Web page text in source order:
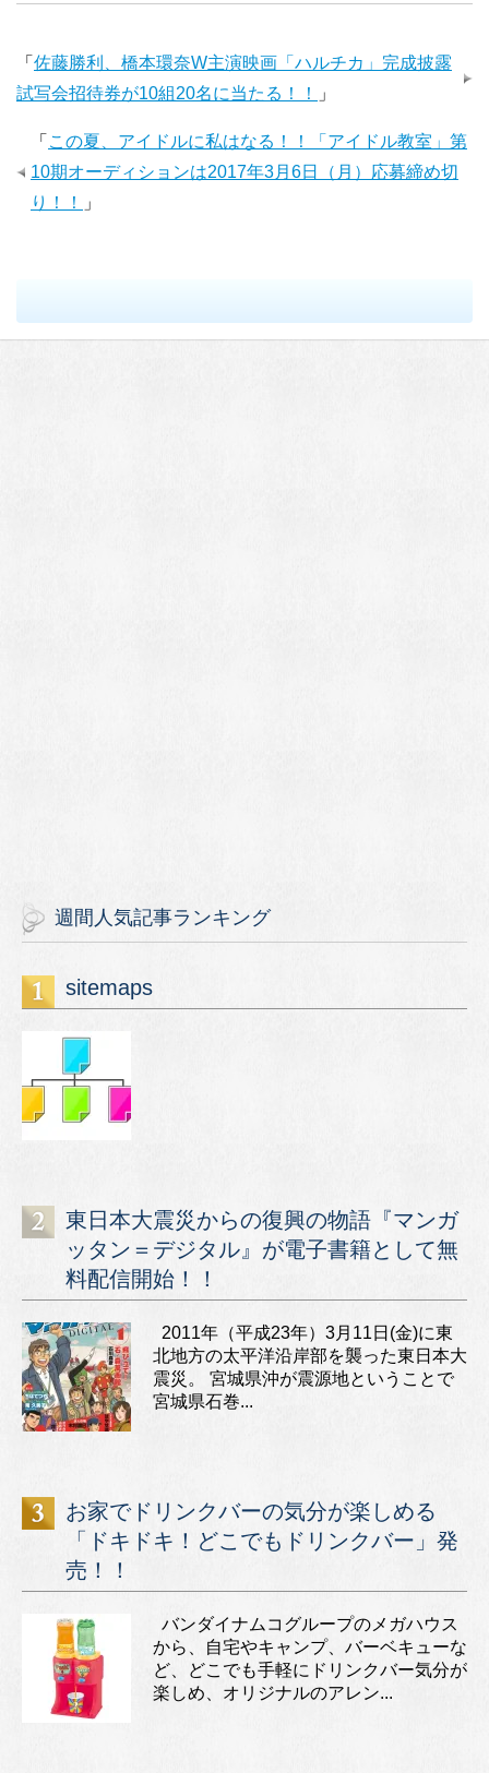
「 佐藤勝利、橋本環奈W主演映画「ハルチカ」完成披露
試写会招待券が10組20名に当たる！！
」
「 この夏、アイドルに私はなる！！「アイドル教室」第
10期オーディションは2017年3月6日（月）応募締め切
り！！
」
週間人気記事ランキング
sitemaps
東日本大震災からの復興の物語『マンガ
ッタン＝デジタル』が電子書籍として無
料配信開始！！
2011年（平成23年）3月11日(金)に東
北地方の太平洋沿岸部を襲った東日本大
震災。 宮城県沖が震源地ということで
宮城県石巻...
お家でドリンクバーの気分が楽しめる
「ドキドキ！どこでもドリンクバー」発
売！！
バンダイナムコグループのメガハウス
から、自宅やキャンプ、バーベキューな
ど、どこでも手軽にドリンクバー気分が
楽しめ、オリジナルのアレン...